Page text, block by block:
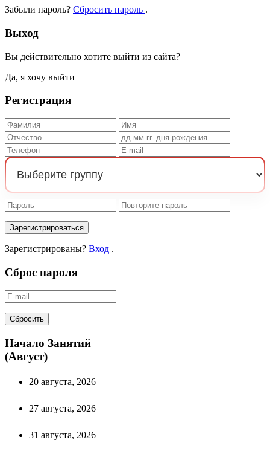
Забыли пароль? Сбросить пароль .
Выход
Вы действительно хотите выйти из сайта?
Да, я хочу выйти
Регистрация
Зарегистрироваться
Зарегистрированы? Вход .
Сброс пароля
Сбросить
Начало Занятий
(Август)
20 августа, 2026
27 августа, 2026
31 августа, 2026